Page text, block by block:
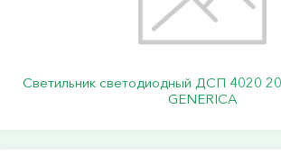
Светильник светодиодный ДСП 4020
GENERICA